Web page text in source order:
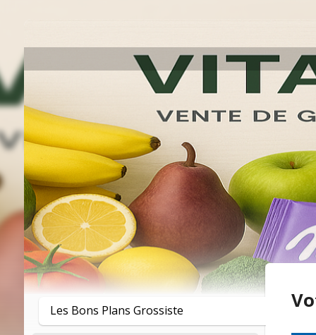
Les Bons Plans Grossiste